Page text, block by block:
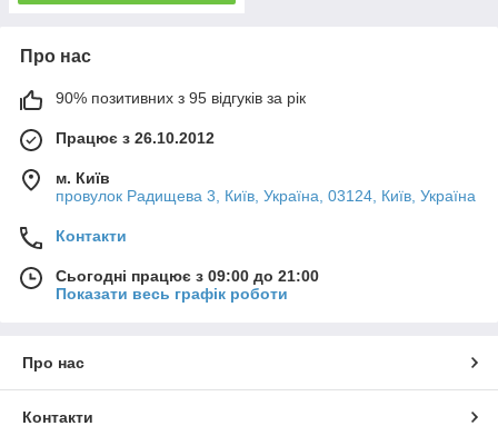
Про нас
90% позитивних з 95 відгуків за рік
Працює з 26.10.2012
м. Київ
провулок Радищева 3, Київ, Україна, 03124, Київ, Україна
Контакти
Сьогодні працює з 09:00 до 21:00
Показати весь графік роботи
Про нас
Контакти